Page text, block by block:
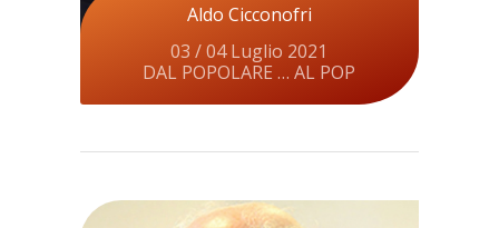
Aldo Cicconofri
03 / 04 Luglio 2021
DAL POPOLARE … AL POP